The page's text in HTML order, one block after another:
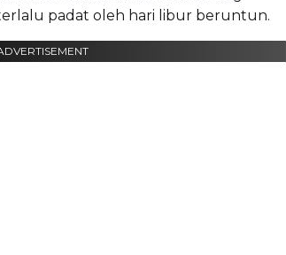
padat oleh hari libur beruntun.